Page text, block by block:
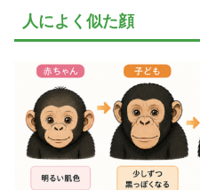
人によく似た顔